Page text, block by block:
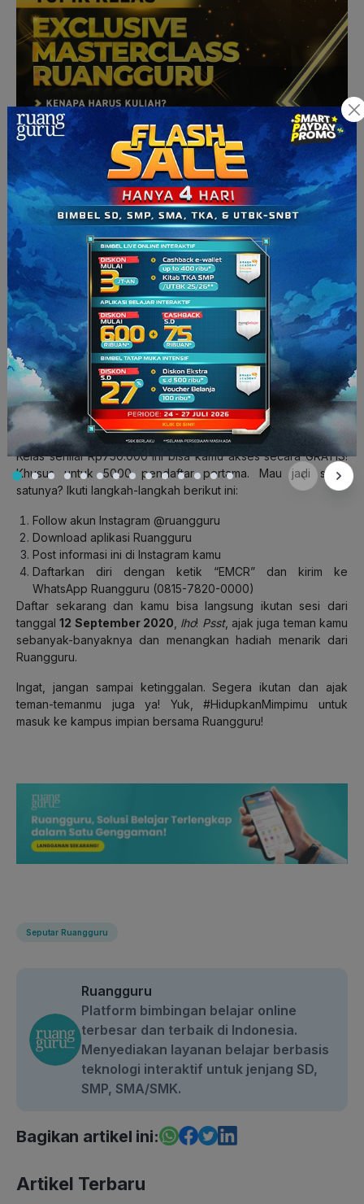
Kelas ini menyajikan pembahasan topik-topik menarik terkait
dunia perkuliahan, paket TRYOUT UTBK, dan LIVE
INTERAKTIF + EKSKLUSIF bersama pendiri Ruangguru—Belva
Devara dan Iman Usman—serta mentor terbaik Ruangguru
lainnya.
Cara Ikutan Exclusive Masterclass
Ruangguru
Kelas senilai Rp750.000 ini bisa kamu akses secara GRATIS!
Khusus untuk 5000 pendaftar pertama. Mau jadi salah
satunya? Ikuti langkah-langkah berikut ini:
Follow akun Instagram @ruangguru
Download aplikasi Ruangguru
Post informasi ini di Instagram kamu
Daftarkan diri dengan ketik “EMCR” dan kirim ke
WhatsApp Ruangguru (0815-7820-0000)
Daftar sekarang dan kamu bisa langsung ikutan sesi dari
tanggal12 September 2020 lho! Psst, ajak juga teman kamu
sebanyak-banyaknya dan menangkan hadiah menarik dari
Ruangguru.
Ingat, jangan sampai ketinggalan. Segera ikutan dan ajak
teman-temanmu juga ya! Yuk, #HidupkanMimpimu untuk
masuk ke kampus impian bersama Ruangguru!
Seputar Ruangguru
Ruangguru
Platform bimbingan belajar online
terbesar dan terbaik di Indonesia.
Menyediakan layanan belajar berbasis
teknologi interaktif untuk jenjang SD,
SMP, SMA/SMK.
Bagikan artikel ini:
Artikel Terbaru